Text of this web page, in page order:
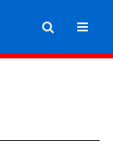
ricerca menu